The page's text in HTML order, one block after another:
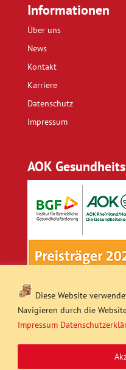
Diese Website
Navigieren durch die
Impressum
Informationen
Über uns
News
Kontakt
Karriere
Datenschutz
Impressum
AOK